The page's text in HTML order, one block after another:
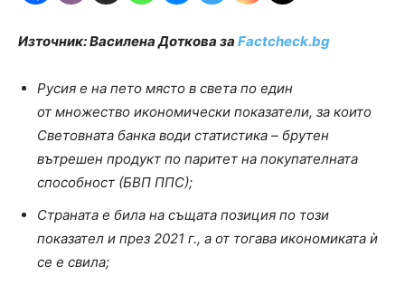
Източник: Василена Доткова за Factcheck.bg
Русия е на пето място в света по един
от множество икономически показатели, за които
Световната банка води статистика – брутен
вътрешен продукт по паритет на покупателната
способност (БВП ППС);
Страната е била на същата позиция по този
показател и през 2021 г., а от тогава икономиката ѝ
се е свила;